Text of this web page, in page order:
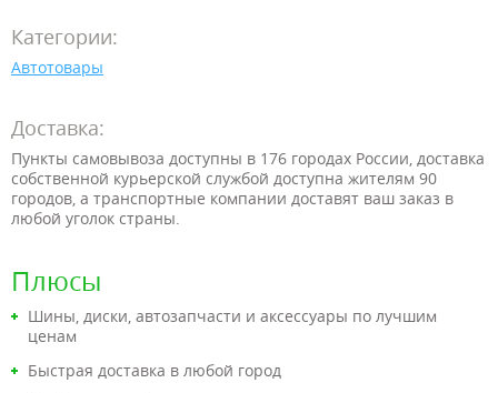
Категории:
Автотовары
Доставка:
Пункты самовывоза доступны в 176 городах России, доставка
собственной курьерской службой доступна жителям 90
городов, а транспортные компании доставят ваш заказ в
любой уголок страны.
Плюсы
Шины, диски, автозапчасти и аксессуары по лучшим
ценам
Быстрая доставка в любой город